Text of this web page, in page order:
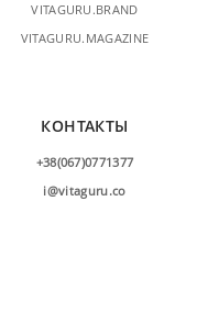
VITAGURU.BRAND
VITAGURU.MAGAZINE
КОНТАКТЫ
+38(067)0771377
i@vitaguru.co